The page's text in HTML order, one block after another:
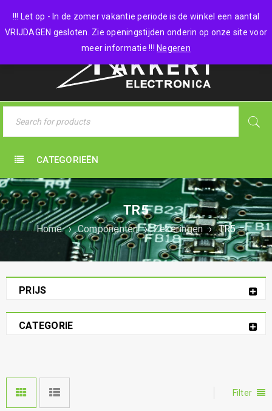
!!! Let op - In de zomer vakantie periode is de winkel een aantal
VRIJDAGEN gesloten. Zie openingstijden onderin op onze site voor
meer informatie !!! Negeren
0 items - €0,00
CATEGORIEËN
TR5
Home › Componenten › Zekeringen › TR5
PRIJS
CATEGORIE
Filter